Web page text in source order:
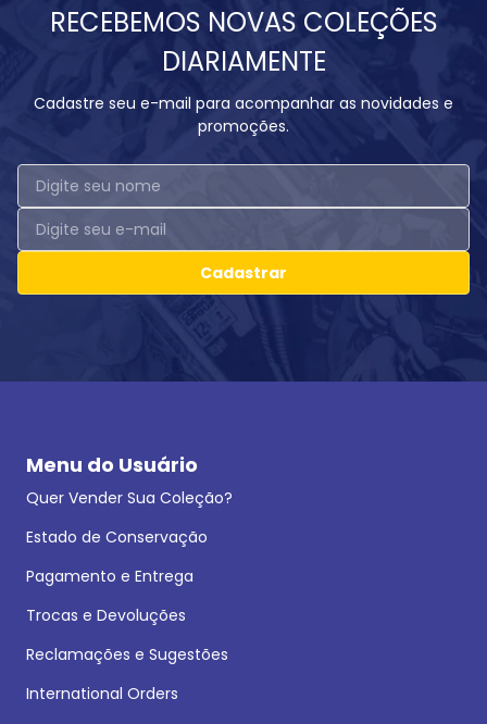
RECEBEMOS NOVAS COLEÇÕES
DIARIAMENTE
Cadastre seu e-mail para acompanhar as novidades e
promoções.
Cadastrar
Menu do Usuário
Quer Vender Sua Coleção?
Estado de Conservação
Pagamento e Entrega
Trocas e Devoluções
Reclamações e Sugestões
International Orders